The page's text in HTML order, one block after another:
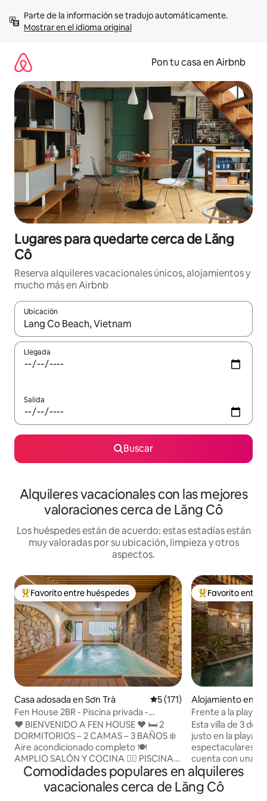
contenidoMostrar en el idioma original
Pon tu casa en Airbnb
Lugares para quedarte cerca de Lăng
Cô
Reserva alquileres vacacionales únicos, alojamientos y
mucho más en Airbnb
Ubicación
Cuando los resultados estén disponibles, navega con las
Llegada
Salida
Buscar
Alquileres vacacionales con las mejores
valoraciones cerca de Lăng Cô
Los huéspedes están de acuerdo: estas estadías están
muy valoradas por su ubicación, limpieza y otros
aspectos.
Favorito entre huéspedes preferido
Favorito entre huéspedes
Casa adosada en Sơn Trà Calificación promedio: 5 de
5 (171)
Fen House 2BR - Piscina privada -
Barbacoa - Cerca de la playa
❤️ BIENVENIDO A FEN HOUSE ❤️ 🛏️ 2
DORMITORIOS – 2 CAMAS – 3 BAÑOS ❄️
Aire acondicionado completo 🍽️
AMPLIO SALÓN Y COCINA 🏊‍♂️ PISCINA
PRIVADA CON 6 ASIENTOS DE MASAJE
💧 SISTEMA DE AGUA LIMPIA QUE
GARANTIZA TU SALUD 🔥 CARBÓN
Favorito entre
Favorito entre
Alojamiento en
Frente a la playa
familiar
Esta villa de 3
justo en la playa
espectaculares al
cuenta con una
de planta abierta,
ventanales que
natural inunde el
Comodidades populares en alquileres
vacacionales cerca de Lăng Cô